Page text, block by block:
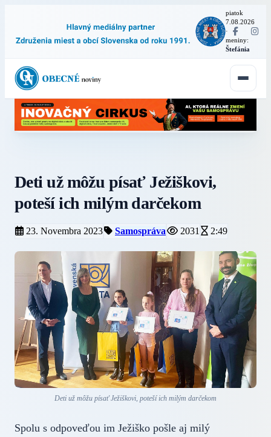
piatok
7.08.2026
·
meniny:
Štefánia
Deti už môžu písať Ježiškovi,
poteší ich milým darčekom
23. Novembra 2023 Samospráva 2031 2:49
Deti už môžu písať Ježiškovi, poteší ich milým darčekom
Spolu s odpoveďou im Ježiško pošle aj milý